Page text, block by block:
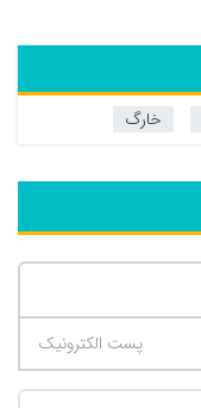
خارگ